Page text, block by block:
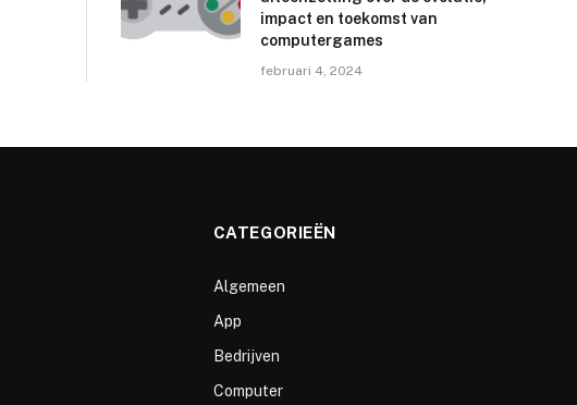
impact en toekomst van
computergames
februari 4, 2024
CATEGORIEËN
Algemeen
App
Bedrijven
Computer